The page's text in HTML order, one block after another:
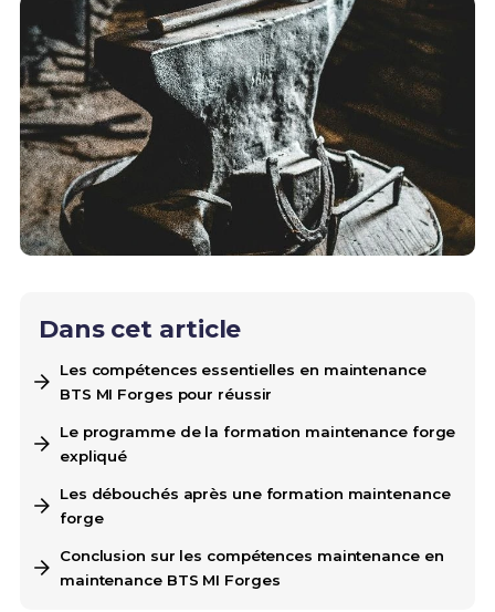
Dans cet article
Les compétences essentielles en maintenance
BTS MI Forges pour réussir
Le programme de la formation maintenance forge
expliqué
Les débouchés après une formation maintenance
forge
Conclusion sur les compétences maintenance en
maintenance BTS MI Forges